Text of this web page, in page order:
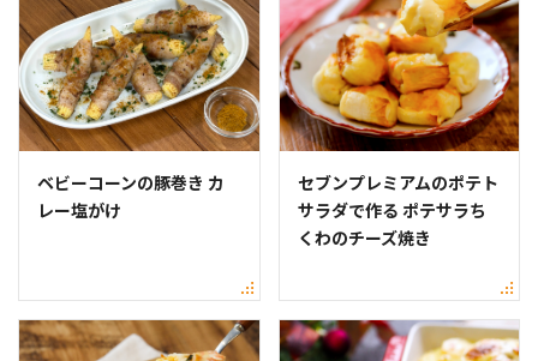
ベビーコーンの豚巻き カ
レー塩がけ
セブンプレミアムのポテト
サラダで作る ポテサラち
くわのチーズ焼き